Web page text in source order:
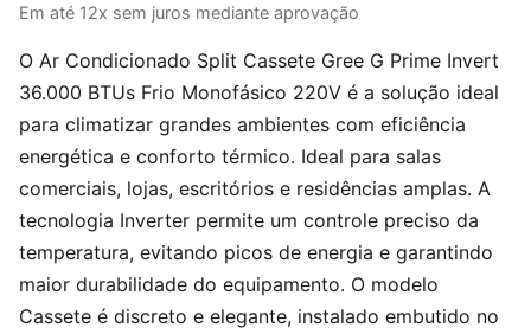
Em até 12x sem juros mediante aprovação
O Ar Condicionado Split Cassete Gree G Prime Invert
36.000 BTUs Frio Monofásico 220V é a solução ideal
para climatizar grandes ambientes com eficiência
energética e conforto térmico. Ideal para salas
comerciais, lojas, escritórios e residências amplas. A
tecnologia Inverter permite um controle preciso da
temperatura, evitando picos de energia e garantindo
maior durabilidade do equipamento. O modelo
Cassete é discreto e elegante, instalado embutido no